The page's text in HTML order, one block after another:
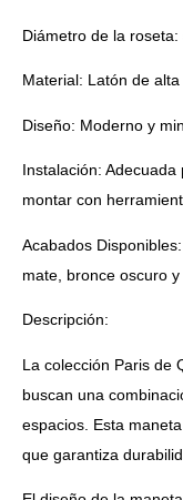
Diámetro de la roseta:
Material: Latón de alta
Diseño: Moderno y
Instalación:
montar con
Acabados
mate, bronce oscuro
Descripción:
La colección Paris de
buscan una
espacios. Esta
que garantiza